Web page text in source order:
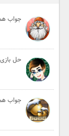
جواب
حل
جواب